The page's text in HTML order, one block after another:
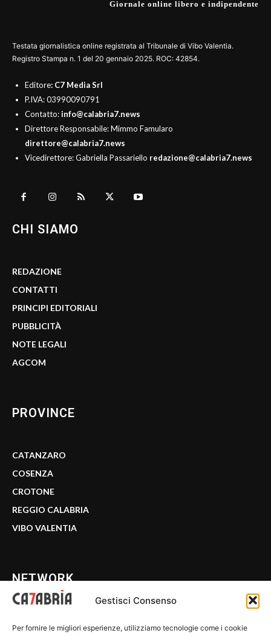
Gestisci Consenso
Per fornire le migliori esperienze, utilizziamo tecnologie come i cookie
Giornale online libero e indipendente
Testata giornalistica online registrata al Tribunale di Vibo Valentia.
Registro Stampa n. 1 del 20 gennaio 2025. ROC: 42854.
Editore: C7 Media Srl
P.IVA: 03990090791
Contatto:info@calabria7.news
Direttore Responsabile: Mimmo Famularo
direttore@calabria7.news
Vicedirettore: Gabriella Passariello redazione@calabria7.news
CHI SIAMO
REDAZIONE
CONTATTI
PRINCIPI EDITORIALI
PUBBLICITÀ
NOTE LEGALI
AGCOM
PROVINCE
CATANZARO
COSENZA
CROTONE
REGGIO CALABRIA
VIBO VALENTIA
NETWORK